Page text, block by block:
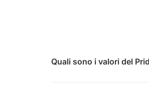
Quali sono i valori del